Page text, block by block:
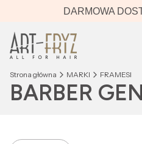
DARMOWA
Strona główna MARKI FRAMESI
BARBER GEN